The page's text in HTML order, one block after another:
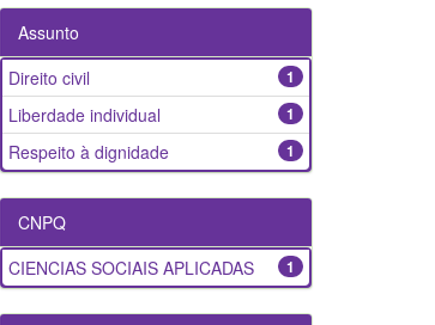
Assunto
1
Direito civil
1
Liberdade individual
1
Respeito à dignidade
CNPQ
1
CIENCIAS SOCIAIS APLICADAS